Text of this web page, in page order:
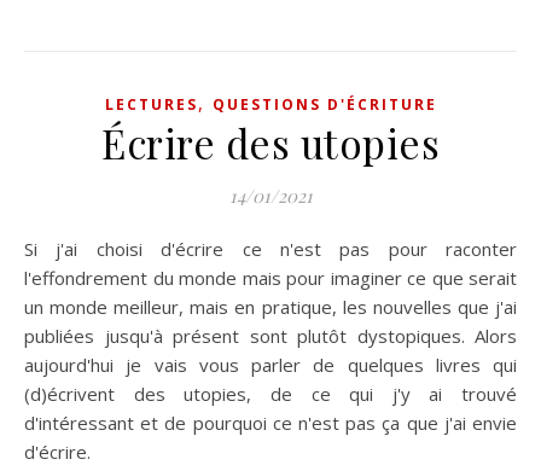
LECTURES, QUESTIONS D'ÉCRITURE
Écrire des utopies
14/01/2021
Si j'ai choisi d'écrire ce n'est pas pour raconter
l'effondrement du monde mais pour imaginer ce que serait
un monde meilleur, mais en pratique, les nouvelles que j'ai
publiées jusqu'à présent sont plutôt dystopiques. Alors
aujourd'hui je vais vous parler de quelques livres qui
(d)écrivent des utopies, de ce qui j'y ai trouvé
d'intéressant et de pourquoi ce n'est pas ça que j'ai envie
d'écrire.